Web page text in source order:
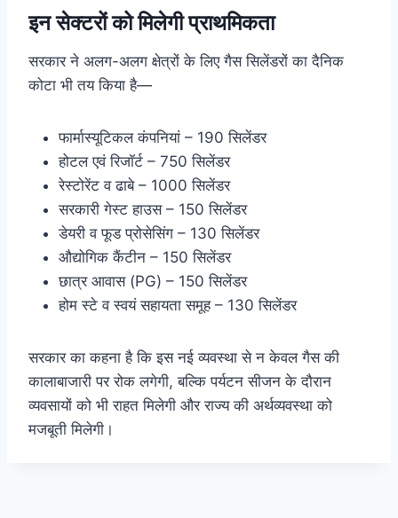
इन सेक्टरों को मिलेगी प्राथमिकता
सरकार ने अलग-अलग क्षेत्रों के लिए गैस सिलेंडरों का दैनिक
कोटा भी तय किया है—
फार्मास्यूटिकल कंपनियां – 190 सिलेंडर
होटल एवं रिजॉर्ट – 750 सिलेंडर
रेस्टोरेंट व ढाबे – 1000 सिलेंडर
सरकारी गेस्ट हाउस – 150 सिलेंडर
डेयरी व फूड प्रोसेसिंग – 130 सिलेंडर
औद्योगिक कैंटीन – 150 सिलेंडर
छात्र आवास (PG) – 150 सिलेंडर
होम स्टे व स्वयं सहायता समूह – 130 सिलेंडर
सरकार का कहना है कि इस नई व्यवस्था से न केवल गैस की
कालाबाजारी पर रोक लगेगी, बल्कि पर्यटन सीजन के दौरान
व्यवसायों को भी राहत मिलेगी और राज्य की अर्थव्यवस्था को
मजबूती मिलेगी।